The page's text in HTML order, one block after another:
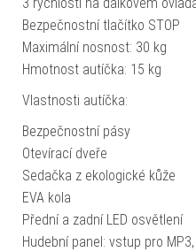
Bezpečnostní tlačítko STOP
Maximální nosnost: 30 kg
Hmotnost autíčka: 15 kg
Vlastnosti autíčka:
Bezpečnostní pásy
Otevírací dveře
Sedačka z ekologické kůže
EVA kola
Přední a zadní LED osvětlení
Hudební panel: vstup pro